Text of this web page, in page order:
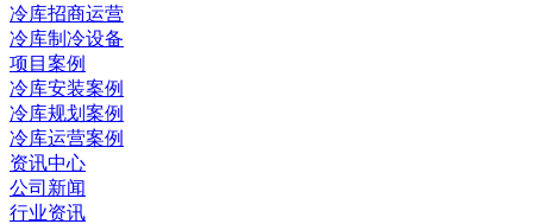
冷库招商运营
冷库制冷设备
项目案例
冷库安装案例
冷库规划案例
冷库运营案例
资讯中心
公司新闻
行业资讯